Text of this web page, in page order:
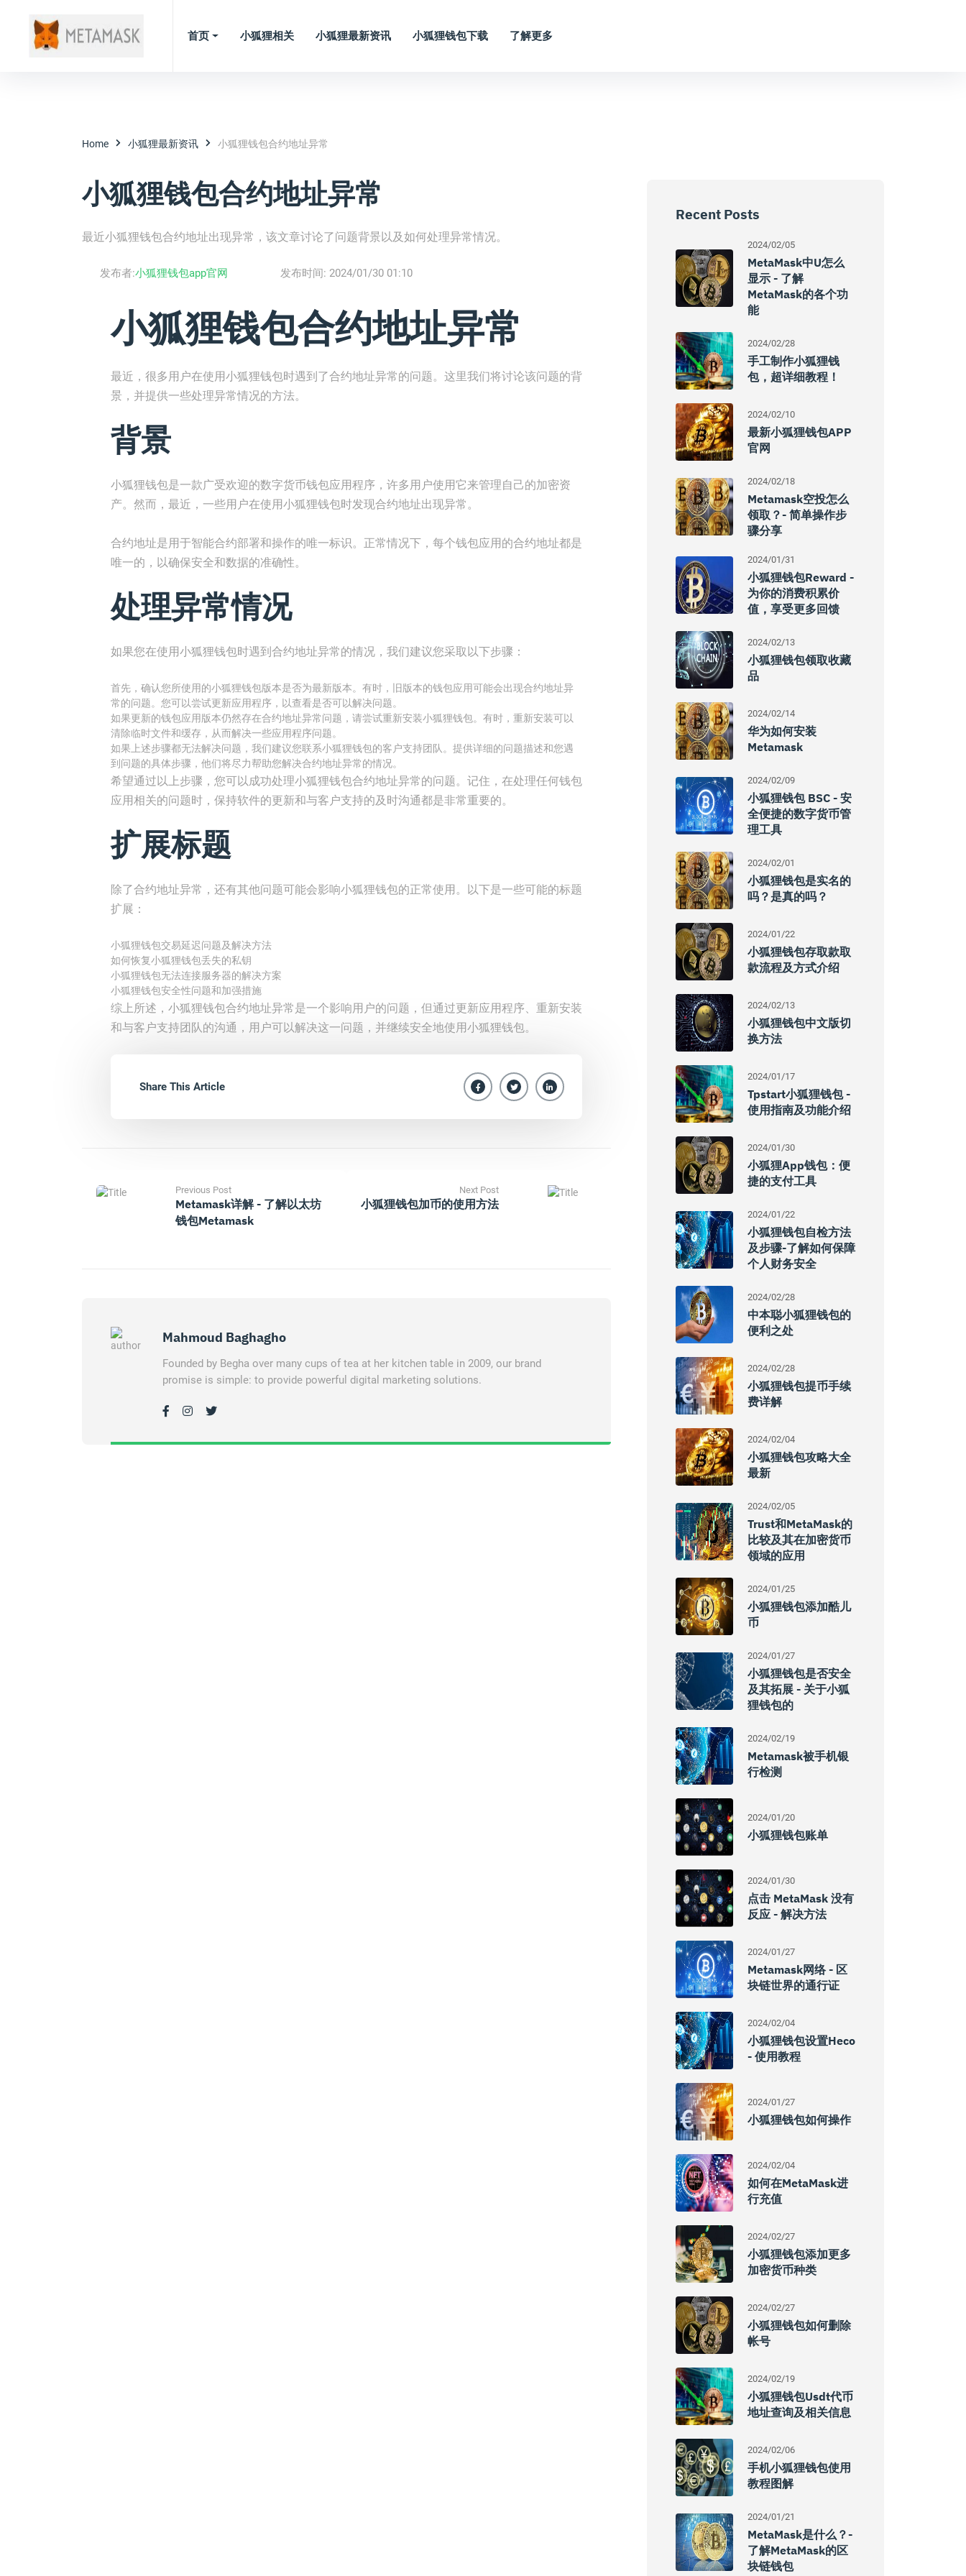
首页 小狐狸相关 小狐狸最新资讯 小狐狸钱包下载 了解更多
Home 小狐狸最新资讯 小狐狸钱包合约地址异常
小狐狸钱包合约地址异常
最近小狐狸钱包合约地址出现异常，该文章讨论了问题背景以及如何处理异常情况。
发布者:小狐狸钱包app官网 发布时间: 2024/01/30 01:10
小狐狸钱包合约地址异常
最近，很多用户在使用小狐狸钱包时遇到了合约地址异常的问题。这里我们将讨论该问题的背
景，并提供一些处理异常情况的方法。
背景
小狐狸钱包是一款广受欢迎的数字货币钱包应用程序，许多用户使用它来管理自己的加密资
产。然而，最近，一些用户在使用小狐狸钱包时发现合约地址出现异常。
合约地址是用于智能合约部署和操作的唯一标识。正常情况下，每个钱包应用的合约地址都是
唯一的，以确保安全和数据的准确性。
处理异常情况
如果您在使用小狐狸钱包时遇到合约地址异常的情况，我们建议您采取以下步骤：
首先，确认您所使用的小狐狸钱包版本是否为最新版本。有时，旧版本的钱包应用可能会出现合约地址异
常的问题。您可以尝试更新应用程序，以查看是否可以解决问题。
如果更新的钱包应用版本仍然存在合约地址异常问题，请尝试重新安装小狐狸钱包。有时，重新安装可以
清除临时文件和缓存，从而解决一些应用程序问题。
如果上述步骤都无法解决问题，我们建议您联系小狐狸钱包的客户支持团队。提供详细的问题描述和您遇
到问题的具体步骤，他们将尽力帮助您解决合约地址异常的情况。
希望通过以上步骤，您可以成功处理小狐狸钱包合约地址异常的问题。记住，在处理任何钱包
应用相关的问题时，保持软件的更新和与客户支持的及时沟通都是非常重要的。
扩展标题
除了合约地址异常，还有其他问题可能会影响小狐狸钱包的正常使用。以下是一些可能的标题
扩展：
小狐狸钱包交易延迟问题及解决方法
如何恢复小狐狸钱包丢失的私钥
小狐狸钱包无法连接服务器的解决方案
小狐狸钱包安全性问题和加强措施
综上所述，小狐狸钱包合约地址异常是一个影响用户的问题，但通过更新应用程序、重新安装
和与客户支持团队的沟通，用户可以解决这一问题，并继续安全地使用小狐狸钱包。
Share This Article
Previous Post
Metamask详解 - 了解以太坊
钱包Metamask
Next Post
小狐狸钱包加币的使用方法
Mahmoud Baghagho
Founded by Begha over many cups of tea at her kitchen table in 2009, our brand
promise is simple: to provide powerful digital marketing solutions.
Recent Posts
2024/02/05
MetaMask中U怎么
显示 - 了解
MetaMask的各个功
能
2024/02/28
手工制作小狐狸钱
包，超详细教程！
2024/02/10
最新小狐狸钱包APP
官网
2024/02/18
Metamask空投怎么
领取？- 简单操作步
骤分享
2024/01/31
小狐狸钱包reward -
为你的消费积累价
值，享受更多回馈
2024/02/13
小狐狸钱包领取收藏
品
2024/02/14
华为如何安装
Metamask
2024/02/09
小狐狸钱包 BSC - 安
全便捷的数字货币管
理工具
2024/02/01
小狐狸钱包是实名的
吗？是真的吗？
2024/01/22
小狐狸钱包存取款取
款流程及方式介绍
2024/02/13
小狐狸钱包中文版切
换方法
2024/01/17
Tpstart小狐狸钱包 -
使用指南及功能介绍
2024/01/30
小狐狸app钱包：便
捷的支付工具
2024/01/22
小狐狸钱包自检方法
及步骤-了解如何保障
个人财务安全
2024/02/28
中本聪小狐狸钱包的
便利之处
2024/02/28
小狐狸钱包提币手续
费详解
2024/02/04
小狐狸钱包攻略大全
最新
2024/02/05
Trust和MetaMask的
比较及其在加密货币
领域的应用
2024/01/25
小狐狸钱包添加酷儿
币
2024/01/27
小狐狸钱包是否安全
及其拓展 - 关于小狐
狸钱包的
2024/02/19
Metamask被手机银
行检测
2024/01/20
小狐狸钱包账单
2024/01/30
点击 MetaMask 没有
反应 - 解决方法
2024/01/27
Metamask网络 - 区
块链世界的通行证
2024/02/04
小狐狸钱包设置Heco
- 使用教程
2024/01/27
小狐狸钱包如何操作
2024/02/04
如何在MetaMask进
行充值
2024/02/27
小狐狸钱包添加更多
加密货币种类
2024/02/27
小狐狸钱包如何删除
帐号
2024/02/19
小狐狸钱包usdt代币
地址查询及相关信息
2024/02/06
手机小狐狸钱包使用
教程图解
2024/01/21
MetaMask是什么？-
了解MetaMask的区
块链钱包